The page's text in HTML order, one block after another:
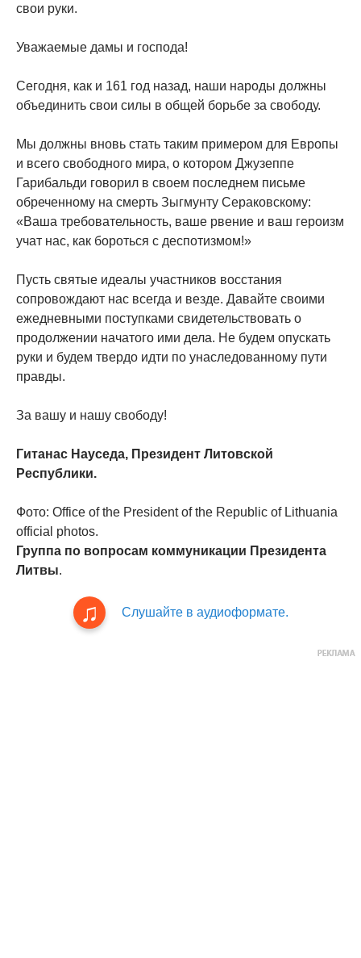
свои руки.
Уважаемые дамы и господа!
Сегодня, как и 161 год назад, наши народы должны
объединить свои силы в общей борьбе за свободу.
Мы должны вновь стать таким примером для Европы
и всего свободного мира, о котором Джузеппе
Гарибальди говорил в своем последнем письме
обреченному на смерть Зыгмунту Сераковскому:
«Ваша требовательность, ваше рвение и ваш героизм
учат нас, как бороться с деспотизмом!»
Пусть святые идеалы участников восстания
сопровождают нас всегда и везде. Давайте своими
ежедневными поступками свидетельствовать о
продолжении начатого ими дела. Не будем опускать
руки и будем твердо идти по унаследованному пути
правды.
За вашу и нашу свободу!
Гитанас Науседа, Президент Литовской
Республики.
Фото: Office of the President of the Republic of Lithuania
official photos.
Группа по вопросам коммуникации Президента
Литвы.
Слушайте в аудиоформате.